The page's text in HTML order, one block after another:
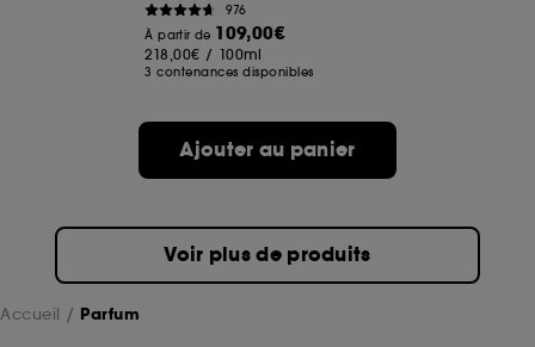
976
À partir de 109,00€
218,00€ / 100ml
3 contenances disponibles
Ajouter au panier
Voir plus de produits
Accueil Parfum